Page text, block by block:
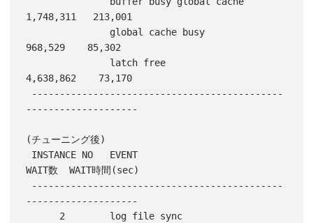
1,748,311   213,001
968,529    85,302
4,638,862    73,170
--------------------
(チューニング後)
WAIT数  WAIT時間(sec)
--------------------